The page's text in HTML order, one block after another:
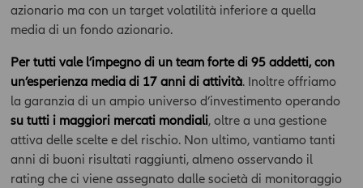
completezza delle stesse. Inoltre, le informazioni pubblicate
nell’ Area News possono basarsi su determinati dati, opinioni o
qualsiasi prezzo e valore pubblicato deve essere riferito alla
data e all'ora espressamente riportati; l'utente dovrà, pertanto,
verificarne sempre l'attualità.Dati ed informazioni presenti
nell’Area - incluso valori, notizie, immagini, grafici, disegni e
marchi - sono coperti da copyright e dalla normativa in materia
di proprietà industriale. All'utente non è concessa alcuna
licenza né diritto d'uso a scopo commerciale, senza preventiva
autorizzazione scritta da parte della Compagnia.
azionario ma con un target volatilità inferiore a quella
media di un fondo azionario.
Per tutti vale l’impegno di un team forte di 95 addetti, con
un’esperienza media di 17 anni di attività. Inoltre offriamo
la garanzia di un ampio universo d’investimento operando
su tutti i maggiori mercati mondiali, oltre a una gestione
attiva delle scelte e del rischio. Non ultimo, vantiamo tanti
anni di buoni risultati raggiunti, almeno osservando il
rating che ci viene assegnato dalle società di monitoraggio